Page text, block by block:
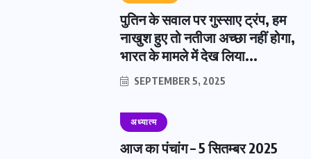
पुतिन के सवाल पर गुस्साए ट्रंप, हम
नाखुश हुए तो नतीजा अच्छा नहीं होगा,
भारत के मामले में देख लिया...
SEPTEMBER 5, 2025
अध्यात्म
आज का पंचांग – 5 सितम्बर 2025